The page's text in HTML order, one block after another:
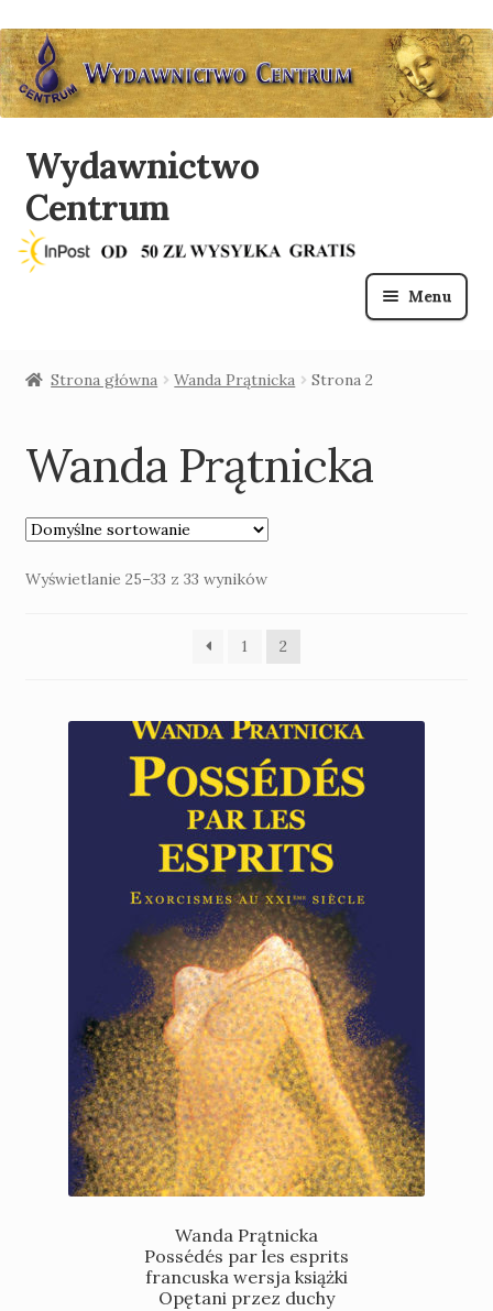
Przejdź
do
nawigacji
Przejdź
do
treści
Wydawnictwo
Centrum
Menu
Lista mailingowa
Kontakt
Nowości
Strona główna Wanda Prątnicka Strona 2
Wanda Prątnicka
Wyświetlanie 25–33 z 33 wyników
1 2
Wanda Prątnicka
Possédés par les esprits
francuska wersja książki
Opętani przez duchy